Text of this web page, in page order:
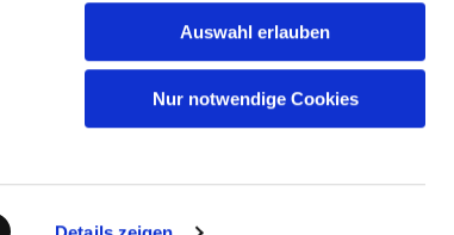
Auswahl erlauben
Nur notwendige Cookies